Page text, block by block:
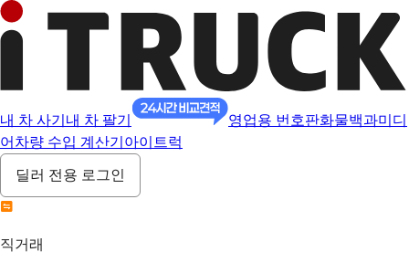
내 차 사기 내 차 팔기 영업용 번호판화물백과미디
어 차량 수입 계산기 아이트럭
딜러 전용 로그인
직거래